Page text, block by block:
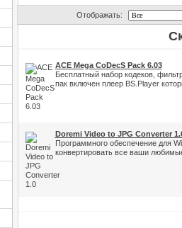
Отображать:
ACE Mega CoDecS Pack 6.03
Бесплатный набор кодеков,
пак включен плеер BS.Player
Doremi Video to JPG Converter
Программного обеспечение для
конвертировать все ваши